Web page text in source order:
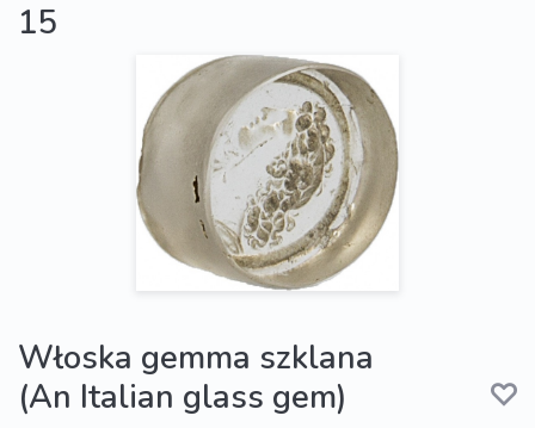
15
Włoska gemma szklana
(An Italian glass gem)